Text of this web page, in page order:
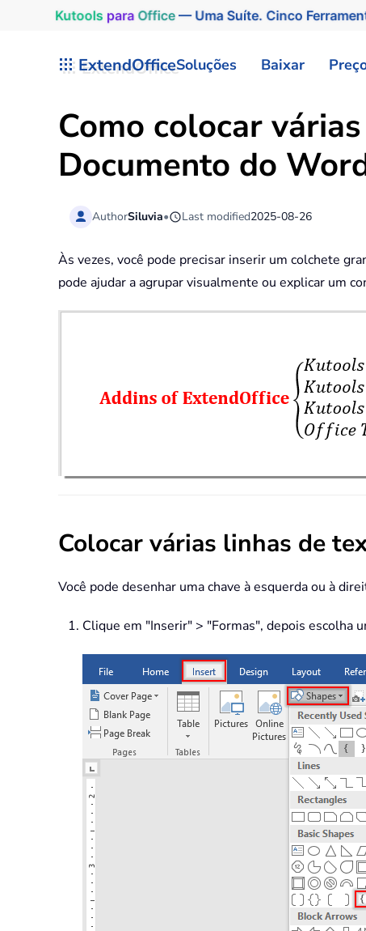
Kutools para Office— Uma Suíte. Cinco
ExtendOfficeSoluções Baixar
Como colocar
Documento do
AuthorSiluvia• Last modified2025-08-26
Às vezes, você pode precisar inserir um colchete
pode ajudar a agrupar visualmente ou explicar um
Colocar várias linhas de
Você pode desenhar uma chave à esquerda ou à
Clique em "Inserir" > "Formas", depois escolha